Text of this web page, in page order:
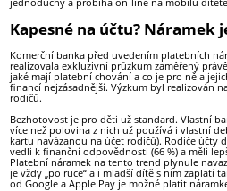
Kapesné na účtu? Náramek
Komerční banka před uvedením platebních
realizovala exkluzivní průzkum zaměřený
jaké mají platební chování a co je pro ně a
financí nejzásadnější. Výzkum byl realizován
rodičů.
Bezhotovost je pro děti už standard. Vlastní
více než polovina z nich už používá i vlastní
kartu navázanou na účet rodičů). Rodiče účty
vedli k finanční odpovědnosti (66 %) a měli
Platební náramek na tento trend plynule
je vždy „po ruce“ a i mladší dítě s ním zaplatí
od Google a Apple Pay je možné platit